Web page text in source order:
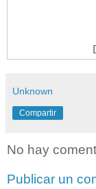
Unknown
Compartir
No hay
Publicar un